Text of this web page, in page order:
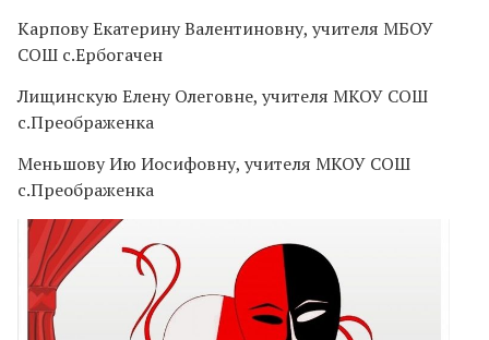
Карпову Екатерину Валентиновну, учителя МБОУ
СОШ с.Ербогачен
Лищинскую Елену Олеговне, учителя МКОУ СОШ
с.Преображенка
Меньшову Ию Иосифовну, учителя МКОУ СОШ
с.Преображенка